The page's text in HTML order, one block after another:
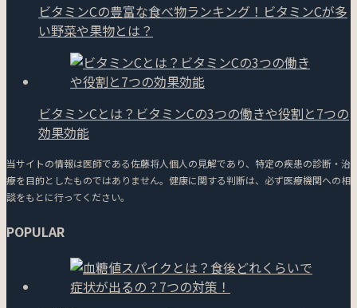
ビタミンCの豊富な食べ物ランキング！ビタミンCが多
い野菜や果物とは？
ビタミンCとは？ビタミンCの3つの働きや役割と7つの
効果効能
当サイトの情報は医師である佐藤将人個人の見解であり、特定の疾患の診断・治
療を目的としたものではありません。健康に関する判断は、必ず医療機関への相
談をもとに行ってください。
POPULAR